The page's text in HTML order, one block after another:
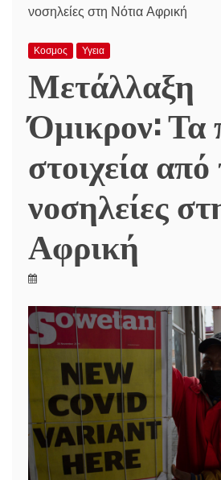
Κοσμος Υγεια
Μετάλλαξη
Όμικρον: Τα
στοιχεία από
νοσηλείες
Αφρική